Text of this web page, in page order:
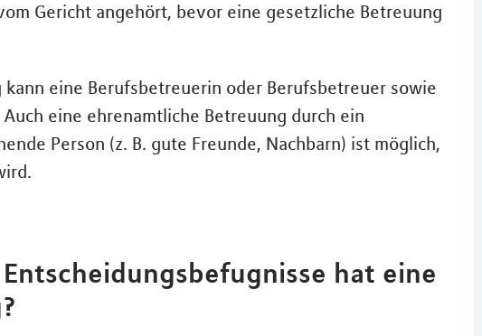
Gericht angehört, bevor eine gesetzliche Betreuung
eine Berufsbetreuerin oder Berufsbetreuer sowie
eine ehrenamtliche Betreuung durch ein
Person (z. B. gute Freunde, Nachbarn) ist möglich,
hat eine